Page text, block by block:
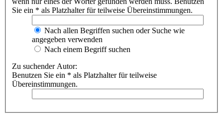
Sie ein * als Platzhalter für teilweise Übereinstimmungen.
Nach allen Begriffen suchen oder Suche wie
angegeben verwenden
Nach einem Begriff suchen
Zu suchender Autor:
Benutzen Sie ein * als Platzhalter für teilweise
Übereinstimmungen.